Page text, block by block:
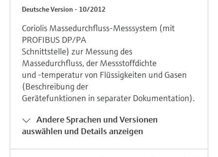
Deutsche Version - 10/2012
Coriolis Massedurchfluss-Messsystem (mit
PROFIBUS DP/PA
Schnittstelle) zur Messung des
Massedurchfluss, der Messstoffdichte
und -temperatur von Flüssigkeiten und Gasen
(Beschreibung der
Gerätefunktionen in separater Dokumentation).
Andere Sprachen und Versionen
auswählen und Details anzeigen